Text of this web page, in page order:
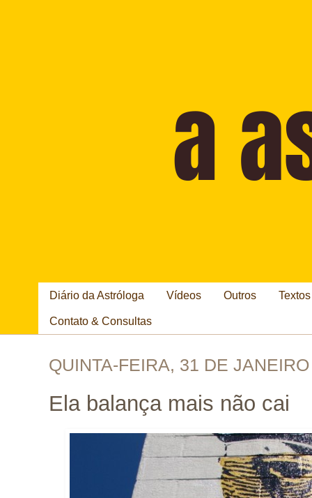
Diário da Astróloga Vídeos Outros
Contato & Consultas
QUINTA-FEIRA, 31 DE
Ela balança mais não cai